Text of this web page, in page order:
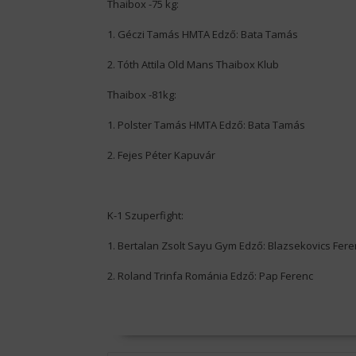
Thaibox -75 kg:
1. Géczi Tamás HMTA Edző: Bata Tamás
2. Tóth Attila Old Mans Thaibox Klub
Thaibox -81kg:
1. Polster Tamás HMTA Edző: Bata Tamás
2. Fejes Péter Kapuvár
K-1 Szuperfight:
1. Bertalan Zsolt Sayu Gym Edző: Blazsekovics
2. Roland Trinfa Románia Edző: Pap Ferenc